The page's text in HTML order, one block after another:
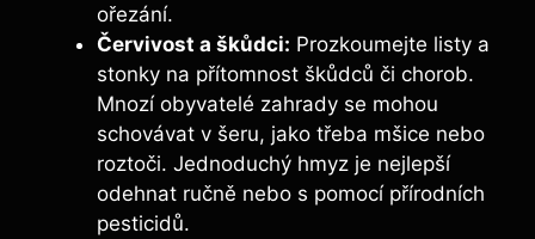
ořezání.
Červivost a škůdci: Prozkoumejte listy a
stonky na přítomnost škůdců či chorob.
Mnozí obyvatelé zahrady se mohou
schovávat v šeru, jako třeba mšice nebo
roztoči. Jednoduchý hmyz je nejlepší
odehnat ručně nebo s pomocí přírodních
pesticidů.